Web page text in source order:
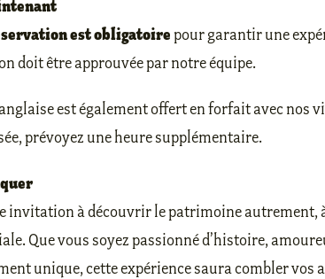
est obligatoirepour garantir une
doit être approuvée par notre équipe.
est également offert en forfait avec nos
prévoyez une heure supplémentaire.
invitation à découvrir le patrimoine autrement,
Que vous soyez passionné d’histoire,
unique, cette expérience saura combler vos